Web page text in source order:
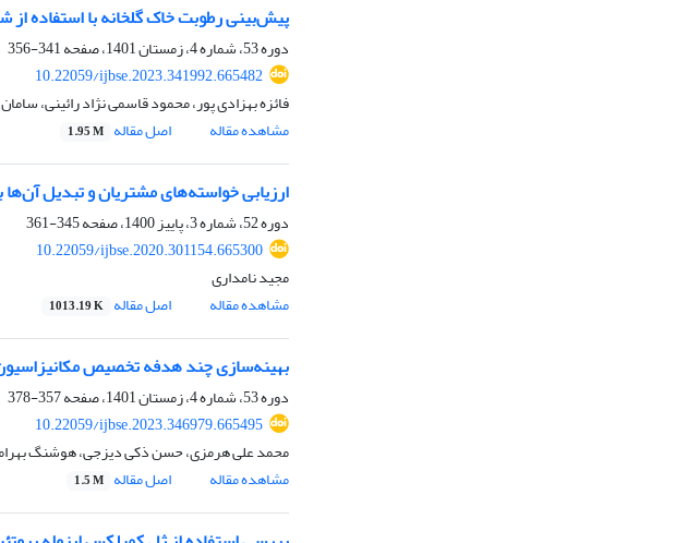
پیش‏‌بینی رطوبت خاک گلخانه با
دوره 53، شماره 4، زمستان 1401، صفحه
341-356
10.22059/ijbse.2023.341992.665482
فائزه بهزادی پور، محمود قاسمی نژاد رائینی،
مشاهده مقاله
اصل مقاله 1.95 M
ارزیابی خواسته‌های مشتریان و تبدیل
دوره 52، شماره 3، پاییز 1400، صفحه
345-361
10.22059/ijbse.2020.301154.665300
مجید نامداری
مشاهده مقاله
اصل مقاله 1013.19 K
بهینه‌سازی چند هدفه تخصیص
دوره 53، شماره 4، زمستان 1401، صفحه
357-378
10.22059/ijbse.2023.346979.665495
محمد علی هرمزی، حسن ذکی دیزجی، هوشنگ
مشاهده مقاله
اصل مقاله 1.5 M